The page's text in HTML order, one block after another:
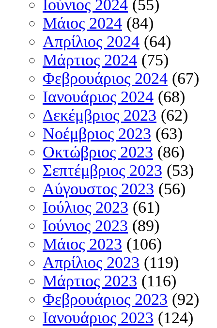
Ιούνιος 2024 (55)
Μάιος 2024 (84)
Απρίλιος 2024 (64)
Μάρτιος 2024 (75)
Φεβρουάριος 2024 (67)
Ιανουάριος 2024 (68)
Δεκέμβριος 2023 (62)
Νοέμβριος 2023 (63)
Οκτώβριος 2023 (86)
Σεπτέμβριος 2023 (53)
Αύγουστος 2023 (56)
Ιούλιος 2023 (61)
Ιούνιος 2023 (89)
Μάιος 2023 (106)
Απρίλιος 2023 (119)
Μάρτιος 2023 (116)
Φεβρουάριος 2023 (92)
Ιανουάριος 2023 (124)